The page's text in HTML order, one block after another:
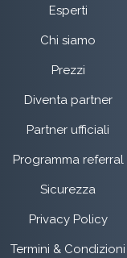
Esperti
Chi siamo
Prezzi
Diventa partner
Partner ufficiali
Programma referral
Sicurezza
Privacy Policy
Termini & Condizioni